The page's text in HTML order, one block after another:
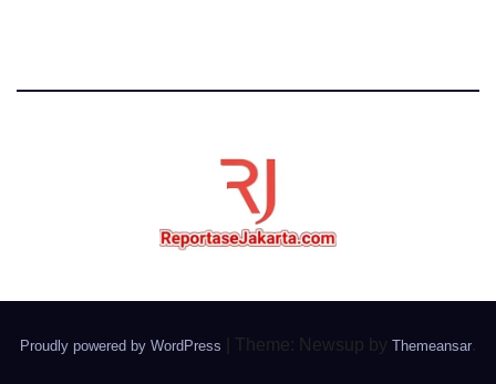
Proudly powered by WordPress Theme: Newsup by Themeansar.